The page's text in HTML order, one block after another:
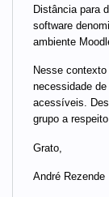
Distância para
software
ambiente
Nesse
necessidade
acessíveis.
grupo a
Grato,
André Rezende